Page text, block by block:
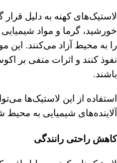
لاستیک‌های کهنه به دلیل
خورشید، گرما و مواد
را به محیط آزاد می‌کنند. این
نفوذ کنند و اثرات منفی بر
باشند.
استفاده از این لاستیک‌ها
آلاینده‌های شیمیایی به محیط
کاهش راحتی رانندگی